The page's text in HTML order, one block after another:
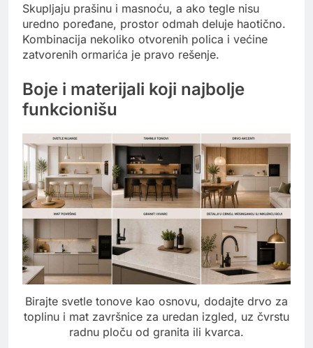
Skupljaju prašinu i masnoću, a ako tegle nisu
uredno poređane, prostor odmah deluje haotično.
Kombinacija nekoliko otvorenih polica i većine
zatvorenih ormarića je pravo rešenje.
Boje i materijali koji najbolje
funkcionišu
Birajte svetle tonove kao osnovu, dodajte drvo za
toplinu i mat završnice za uredan izgled, uz čvrstu
radnu ploču od granita ili kvarca.